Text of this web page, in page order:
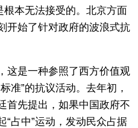
根本无法接受的。北京方面
开始了针对政府的波浪式抗
这是一种参照了西方价值观
准”的抗议活动。去年初，
首先提出，如果中国政府不
“占中”运动，发动民众占据